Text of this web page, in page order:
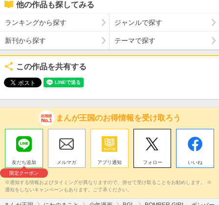
他の作品も探してみる
ランキングから探す ジャンルで探す
新刊から探す テーマで探す
この作品を共有する
まんが王国のお得情報を受け取ろう
友だち追加
限定クーポン
メルマガ アプリ通知 フォロー いいね
※通知する情報およびタイミングが異なりますので、併せて受け取ることをお勧めします。 ※
通知をしないキャンペーンもあります。ご了承ください。